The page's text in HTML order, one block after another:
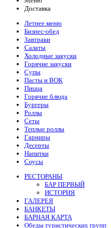
Доставка
Летнее меню
Бизнес-обед
Завтраки
Салаты
Холодные закуски
Горячие закуски
Супы
Пасты и ВОК
Пицца
Горячие блюда
Бургеры
Роллы
Сеты
Теплые роллы
Гарниры
Десерты
Напитки
Соусы
РЕСТОРАНЫ
БАР ПЕРВЫЙ
ИСТОРИЯ
ГАЛЕРЕЯ
БАНКЕТЫ
БАРНАЯ КАРТА
Обеды туристических групп